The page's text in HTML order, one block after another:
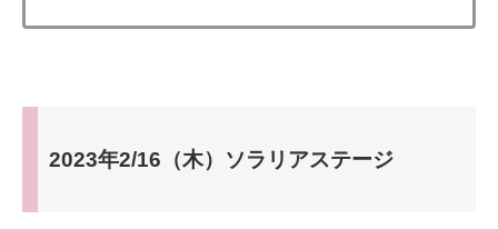
2023年2/16（木）ソラリアステージ